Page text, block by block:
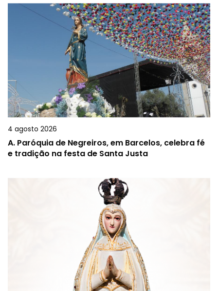
4 agosto 2026
A. Paróquia de Negreiros, em Barcelos, celebra fé
e tradição na festa de Santa Justa